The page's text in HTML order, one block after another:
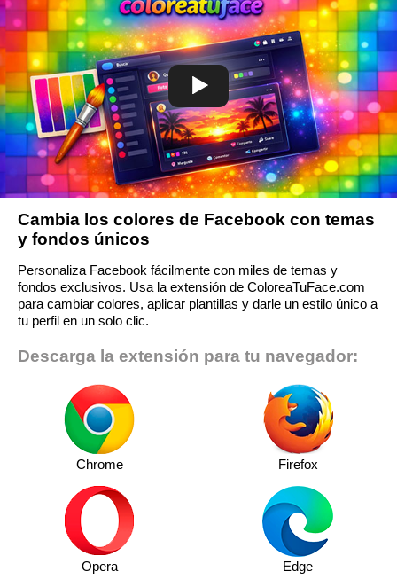
Cambia los colores de Facebook con temas
y fondos únicos
Personaliza Facebook fácilmente con miles de temas y
fondos exclusivos. Usa la extensión de ColoreaTuFace.com
para cambiar colores, aplicar plantillas y darle un estilo único a
tu perfil en un solo clic.
Descarga la extensión para tu navegador:
Chrome Firefox
Opera Edge